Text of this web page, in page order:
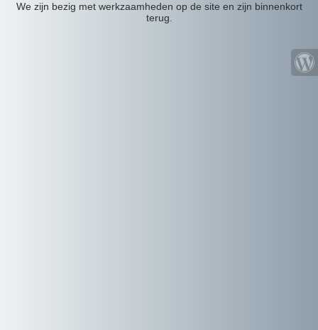
We zijn bezig met werkzaamheden op de site en zijn binnenkort
terug.